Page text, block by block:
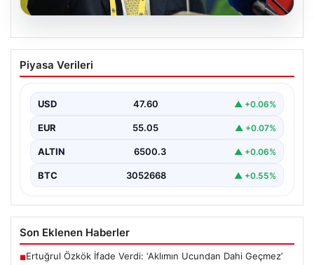
05.08.2026
Aziz Yıldırım’dan Çarpıcı Sosyal Medya
Hamlesi: Savcılığa Suç Duyurusunda
Fenerbahçe Başkanı Aziz Yıldırım, son günlerde artan
ve…
Piyasa Verileri
USD 47.60 ▲ +0.06%
EUR 55.05 ▲ +0.07%
ALTIN 6500.3 ▲ +0.06%
BTC 3052668 ▲ +0.55%
Son Eklenen Haberler
■Ertuğrul Özkök İfade Verdi: ‘Aklımın Ucundan Dahi Geçmez’